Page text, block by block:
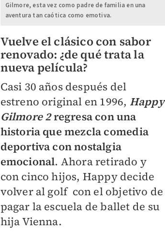
Gilmore, esta vez como padre de familia en una
aventura tan caótica como emotiva.
Vuelve el clásico con sabor
renovado: ¿de qué trata la
nueva película?
Casi 30 años después del
estreno original en 1996, Happy
Gilmore 2regresa con una
historia que mezcla comedia
deportiva con nostalgia
emocional. Ahora retirado y
con cinco hijos, Happy decide
volver al golf con el objetivo de
pagar la escuela de ballet de su
hija Vienna.